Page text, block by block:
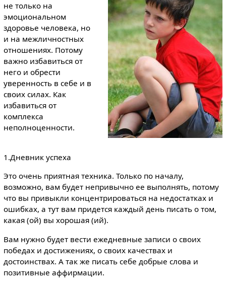
не только на
эмоциональном
здоровье человека, но
и на межличностных
отношениях. Потому
важно избавиться от
него и обрести
уверенность в себе и в
своих силах. Как
избавиться от
комплекса
неполноценности.
1.Дневник успеха
Это очень приятная техника. Только по началу,
возможно, вам будет непривычно ее выполнять, потому
что вы привыкли концентрироваться на недостатках и
ошибках, а тут вам придется каждый день писать о том,
какая (ой) вы хорошая (ий).
Вам нужно будет вести ежедневные записи о своих
победах и достижениях, о своих качествах и
достоинствах. А так же писать себе добрые слова и
позитивные аффирмации.